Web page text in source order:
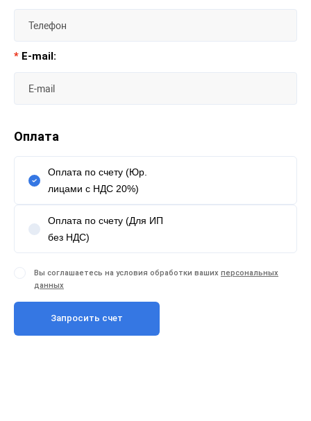
* E-mail:
Оплата
Оплата по счету (Юр.
лицами с НДС 20%)
Оплата по счету (Для ИП
без НДС)
Вы соглашаетесь на условия обработки ваших персональных
данных